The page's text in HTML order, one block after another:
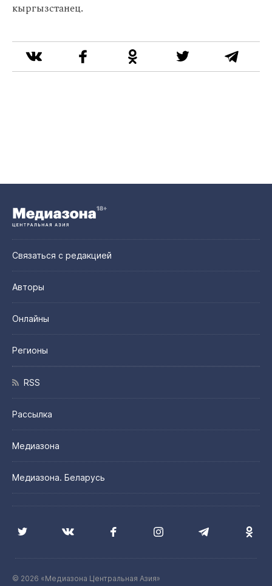
кыргызстанец.
Связаться с редакцией
Авторы
Онлайны
Регионы
RSS
Рассылка
Медиазона
Медиазона. Беларусь
© 2026 «Медиазона Центральная Азия»